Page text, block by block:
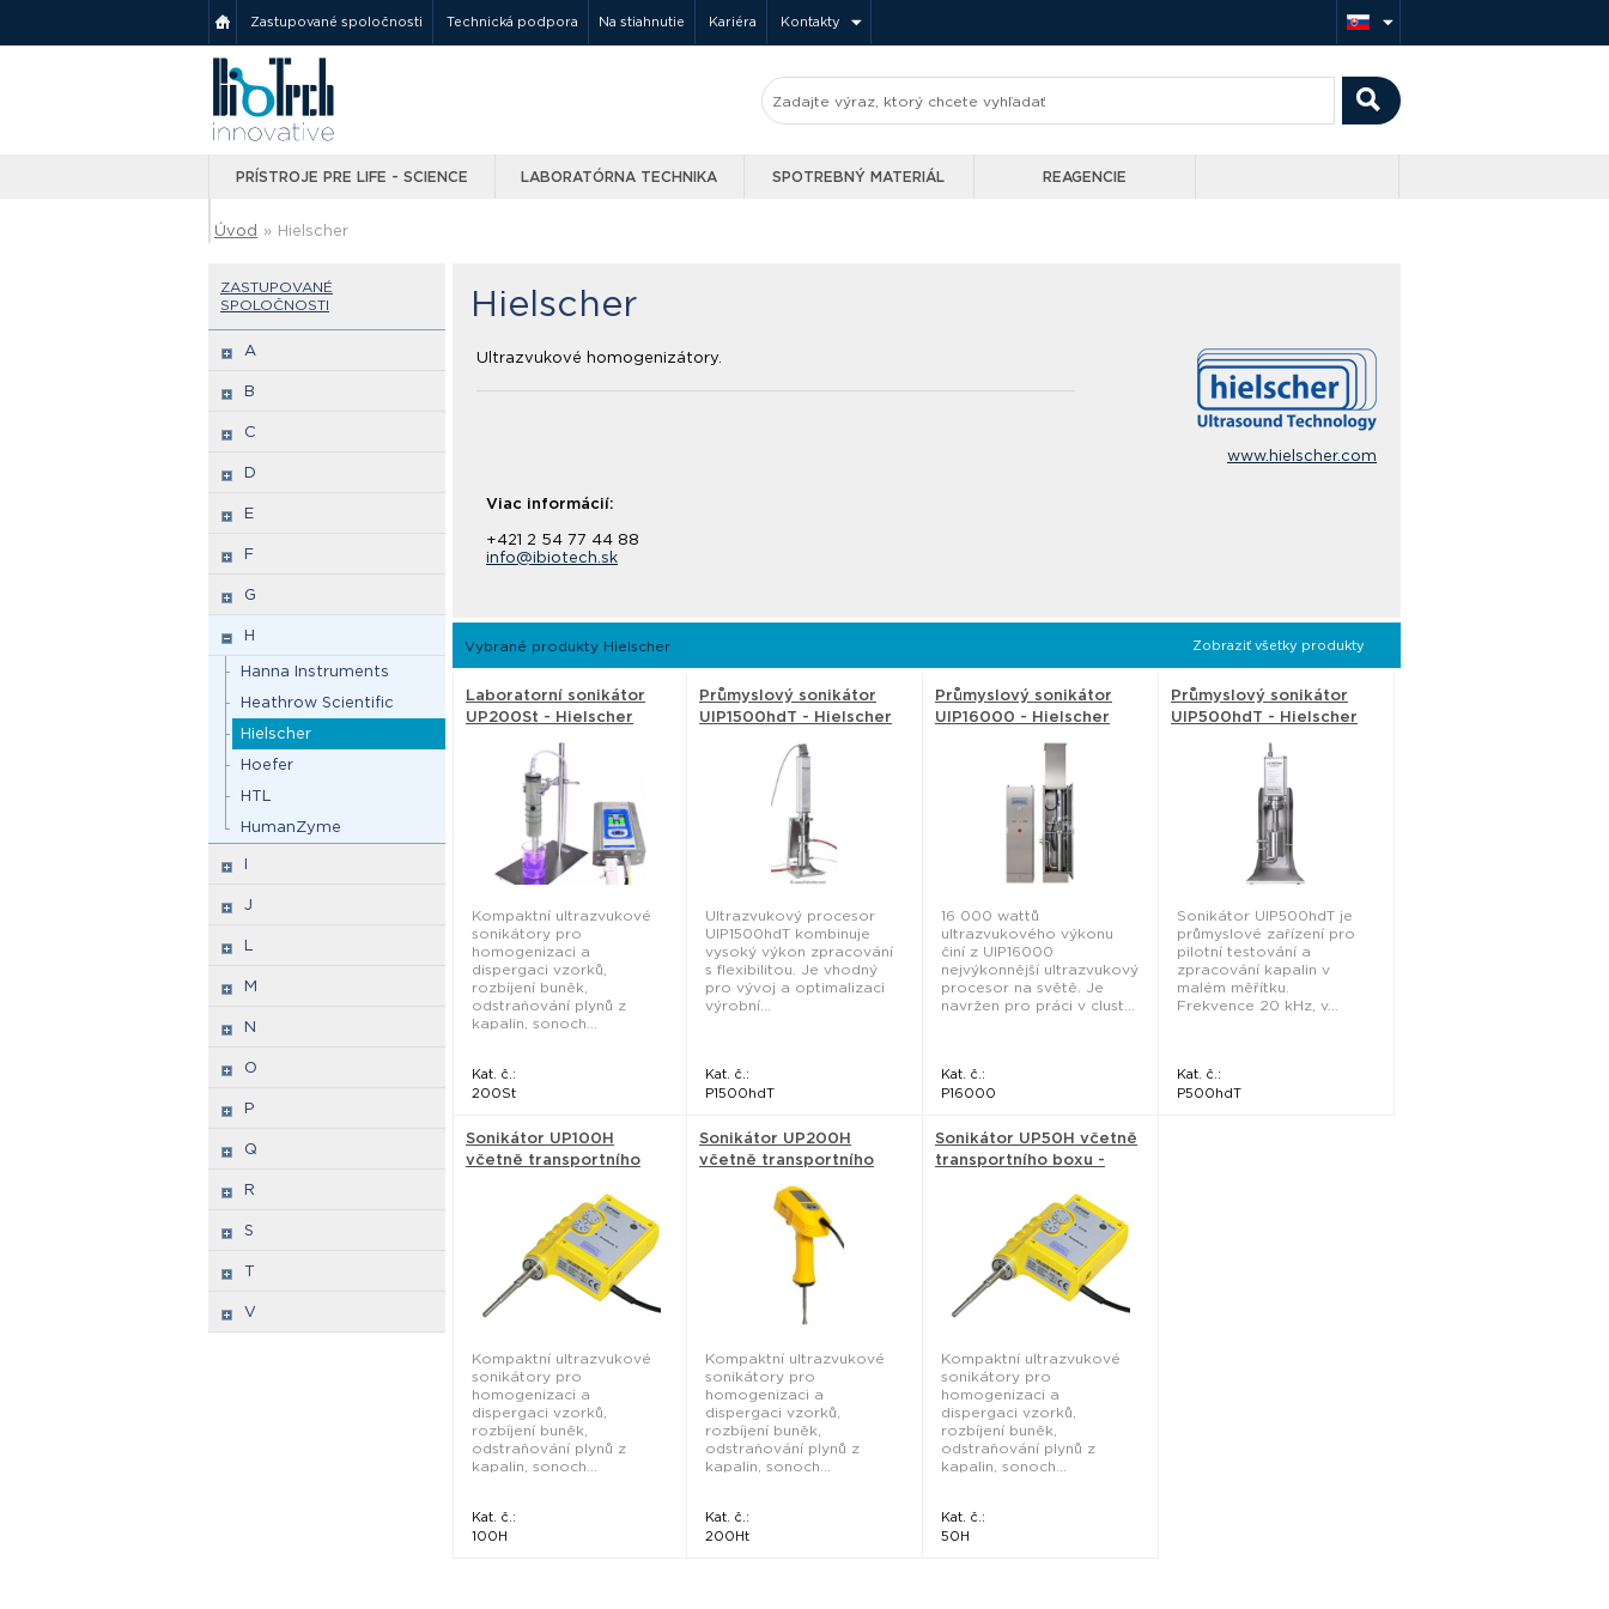
Zastupované spoločnosti Technická podpora Na stiahnutie Kariéra Kontakty
PRÍSTROJE PRE LIFE - SCIENCE LABORATÓRNA TECHNIKA SPOTREBNÝ MATERIÁL REAGENCIE
Úvod » Hielscher
ZASTUPOVANÉ
SPOLOČNOSTI
A
B
C
D
E
F
G
H
Hanna Instruments
Heathrow Scientific
Hielscher
Hoefer
HTL
HumanZyme
I
J
L
M
N
O
P
Q
R
S
T
V
Hielscher
Ultrazvukové homogenizátory.
www.hielscher.com
Viac informácií:
+421 2 54 77 44 88
info@ibiotech.sk
Vybrané produkty Hielscher Zobraziť všetky produkty
Laboratorní sonikátor
UP200St - Hielscher
Kompaktní ultrazvukové
sonikátory pro
homogenizaci a
dispergaci vzorků,
rozbíjení buněk,
odstraňování plynů z
kapalin, sonoch...
Kat. č.:
200St
Průmyslový sonikátor
UIP1500hdT - Hielscher
Ultrazvukový procesor
UIP1500hdT kombinuje
vysoký výkon zpracování
s flexibilitou. Je vhodný
pro vývoj a optimalizaci
výrobní...
Kat. č.:
P1500hdT
Průmyslový sonikátor
UIP16000 - Hielscher
16 000 wattů
ultrazvukového výkonu
činí z UIP16000
nejvýkonnější ultrazvukový
procesor na světě. Je
navržen pro práci v clust...
Kat. č.:
P16000
Průmyslový sonikátor
UIP500hdT - Hielscher
Sonikátor UIP500hdT je
průmyslové zařízení pro
pilotní testování a
zpracování kapalin v
malém měřítku.
Frekvence 20 kHz, v...
Kat. č.:
P500hdT
Sonikátor UP100H
včetně transportního
Kompaktní ultrazvukové
sonikátory pro
homogenizaci a
dispergaci vzorků,
rozbíjení buněk,
odstraňování plynů z
kapalin, sonoch...
Kat. č.:
100H
Sonikátor UP200H
včetně transportního
boxu - Hielscher
Kompaktní ultrazvukové
sonikátory pro
homogenizaci a
dispergaci vzorků,
rozbíjení buněk,
odstraňování plynů z
kapalin, sonoch...
Kat. č.:
200Ht
Sonikátor UP50H včetně
transportního boxu -
Kompaktní ultrazvukové
sonikátory pro
homogenizaci a
dispergaci vzorků,
rozbíjení buněk,
odstraňování plynů z
kapalin, sonoch...
Kat. č.:
50H